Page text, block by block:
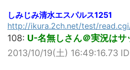
しみじみ清水エスパルス1251
http://ikura.2ch.net/test/
108: U-名無しさん＠実況はサ
2013/10/19(土) 16:49:16.73